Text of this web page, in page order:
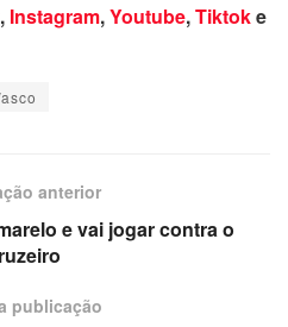
, Instagram,Youtube,Tiktoke
anterior
e vai jogar contra o
publicação